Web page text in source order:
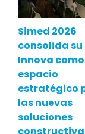
Simed 2026
consolida su
Innova
espacio
estratégico
las nuevas
soluciones